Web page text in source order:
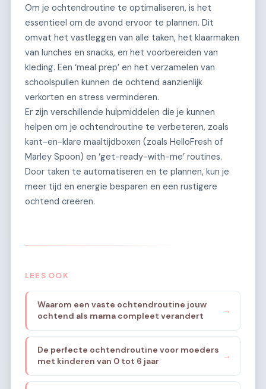
Om je ochtendroutine te optimaliseren, is het
essentieel om de avond ervoor te plannen. Dit
omvat het vastleggen van alle taken, het klaarmaken
van lunches en snacks, en het voorbereiden van
kleding. Een ‘meal prep’ en het verzamelen van
schoolspullen kunnen de ochtend aanzienlijk
verkorten en stress verminderen.
Er zijn verschillende hulpmiddelen die je kunnen
helpen om je ochtendroutine te verbeteren, zoals
kant-en-klare maaltijdboxen (zoals HelloFresh of
Marley Spoon) en ‘get-ready-with-me’ routines.
Door taken te automatiseren en te plannen, kun je
meer tijd en energie besparen en een rustigere
ochtend creëren.
LEES OOK
Waarom een vaste ochtendroutine jouw
ochtend als mama compleet verandert
→
De perfecte ochtendroutine voor moeders
met kinderen van 0 tot 6 jaar
→